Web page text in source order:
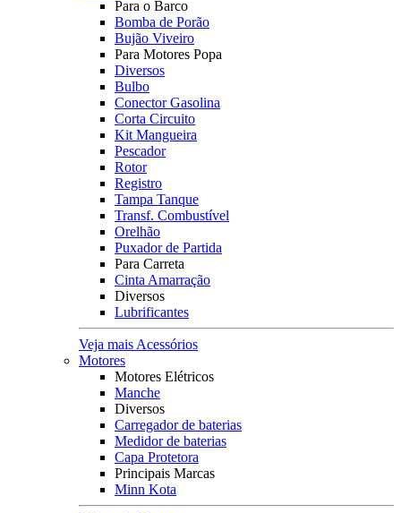
Para o Barco
Bomba de Porão
Bujão Viveiro
Para Motores Popa
Diversos
Bulbo
Conector Gasolina
Corta Circuito
Kit Mangueira
Pescador
Rotor
Registro
Tampa Tanque
Transf. Combustível
Orelhão
Puxador de Partida
Para Carreta
Cinta Amarração
Diversos
Lubrificantes
Veja mais Acessórios
Motores
Motores Elétricos
Manche
Diversos
Carregador de baterias
Medidor de baterias
Capa Protetora
Principais Marcas
Minn Kota